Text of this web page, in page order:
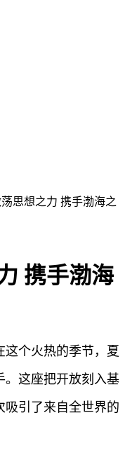
思想之力 携手渤海之
携手渤海
个火热的季节，夏
。这座把开放刻入基
吸引了来自全世界的